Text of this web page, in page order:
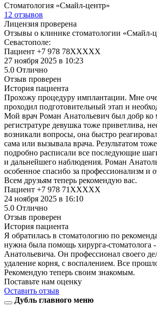
Стоматология «Смайл-центр»
12 отзывов
Лицензия проверена
Отзывы о клинике стоматологии «Смайл-
Севастополе:
Пациент +7 978 78XXXXX
27 ноября 2025 в 10:23
5.0 Отлично
Отзыв проверен
История пациента
Прохожу процедуру имплантации. Мне
проходил подготовительный этап и
Мой врач Роман Анатольевич был добр ко
регистратуре девушка тоже приветлива,
возникали вопросы, она быстро
сама или вызывала врача. Результатом
подробно расписали все последующие
и дальнейшего наблюдения. Роман
особенное спасибо за профессионализм
Всем друзьям теперь рекомендую вас.
Пациент +7 978 71XXXXX
24 ноября 2025 в 16:10
5.0 Отлично
Отзыв проверен
История пациента
Я обратилась в стоматологию​ по
нужна была помощь хирурга-стоматолога
Анатольевича. Он профессионал своего
удаление корня, с воспалением. Все
Рекомендую теперь своим знакомым.
Поставьте нам оценку
Оставить отзыв
Toggle
Дубль главного меню